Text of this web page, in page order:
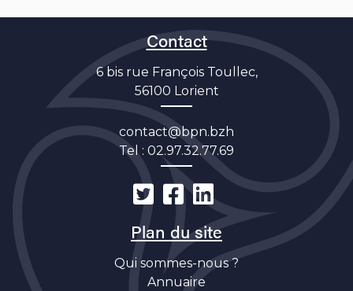
Contact
6 bis rue François Toullec,
56100 Lorient
contact@bpn.bzh
Tel : 02.97.32.77.69
Plan du site
Qui sommes-nous ?
Annuaire